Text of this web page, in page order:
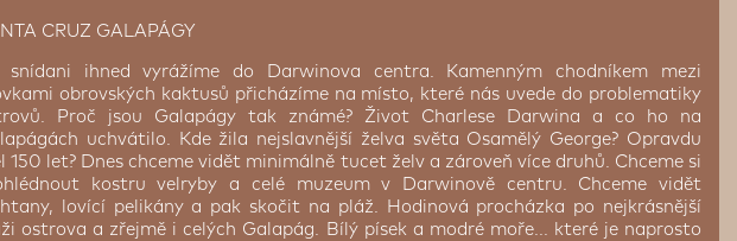
CRUZ GALAPÁGY
snídani ihned vyrážíme do Darwinova centra. Kamenným chodníkem mezi
obrovských kaktusů přicházíme na místo, které nás uvede do problematiky
Proč jsou Galapágy tak známé? Život Charlese Darwina a co ho na
uchvátilo. Kde žila nejslavnější želva světa Osamělý George? Opravdu
150 let? Dnes chceme vidět minimálně tucet želv a zároveň více druhů. Chceme si
kostru velryby a celé muzeum v Darwinově centru. Chceme vidět
lovící pelikány a pak skočit na pláž. Hodinová procházka po nejkrásnější
ostrova a zřejmě i celých Galapág. Bílý písek a modré moře... které je naprosto